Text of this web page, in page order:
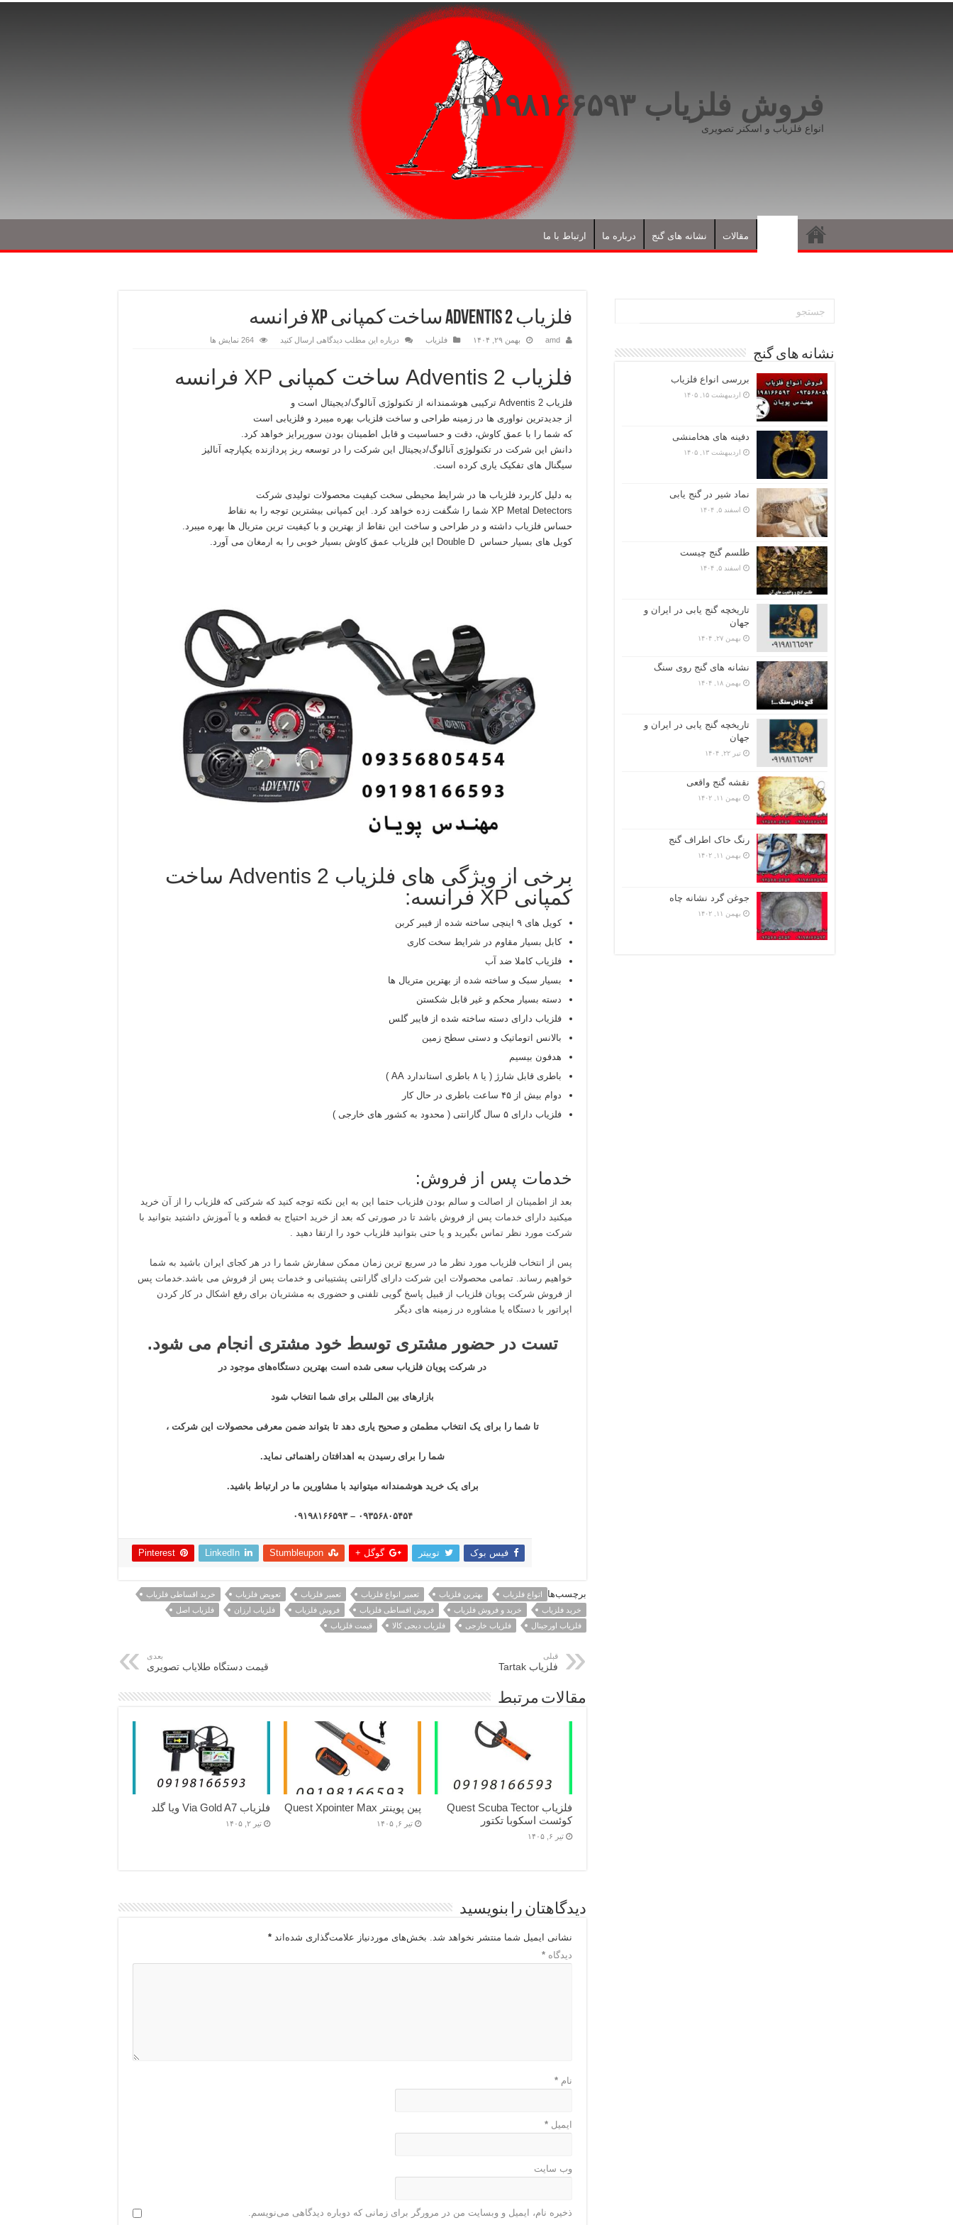
فروش فلزیاب ۰۹۱۹۸۱۶۶۵۹۳
انواع فلزیاب و اسکنر تصویری
مقالات نشانه های گنج درباره ما ارتباط با ما
فلزیاب Adventis 2 ساخت کمپانی XP فرانسه
amd بهمن ۲۹, ۱۴۰۴ فلزیاب درباره این مطلب دیدگاهی ارسال کنید 264 نمایش ها
فلزیاب Adventis 2 ساخت کمپانی XP فرانسه
فلزیاب Adventis 2 ترکیبی هوشمندانه از تکنولوژی آنالوگ/دیجیتال است و
از جدیدترین نواوری ها در زمینه طراحی و ساخت فلزیاب بهره میبرد و فلزیابی است
که شما را با عمق کاوش، دقت و حساسیت و قابل اطمینان بودن سورپرایز خواهد کرد.
دانش این شرکت در تکنولوژی آنالوگ/دیجیتال این شرکت را در توسعه ریز پردازنده یکپارچه آنالیز
سیگنال های تفکیک یاری کرده است.
به دلیل کاربرد فلزیاب ها در شرایط محیطی سخت کیفیت محصولات تولیدی شرکت
XP Metal Detectors شما را شگفت زده خواهد کرد. این کمپانی بیشترین توجه را به نقاط
حساس فلزیاب داشته و در طراحی و ساخت این نقاط از بهترین و با کیفیت ترین متریال ها بهره میبرد.
کویل های بسیار حساس Double D این فلزیاب عمق کاوش بسیار خوبی را به ارمغان می آورد.
برخی از ویژگی های فلزیاب Adventis 2 ساخت
کمپانی XP فرانسه:
کویل های ۹ اینچی ساخته شده از فیبر کربن
کابل بسیار مقاوم در شرایط سخت کاری
فلزیاب کاملا ضد آب
بسیار سبک و ساخته شده از بهترین متریال ها
دسته بسیار محکم و غیر قابل شکستن
فلزیاب دارای دسته ساخته شده از فایبر گلس
بالانس اتوماتیک و دستی سطح زمین
هدفون بیسیم
باطری قابل شارژ ( یا ۸ باطری استاندارد AA )
دوام بیش از ۴۵ ساعت باطری در حال کار
فلزیاب دارای ۵ سال گارانتی ( محدود به کشور های خارجی )
خدمات پس از فروش:
بعد از اطمینان از اصالت و سالم بودن فلزیاب حتما این به این نکته توجه کنید که شرکتی که فلزیاب را از آن خرید
میکنید دارای خدمات پس از فروش باشد تا در صورتی که بعد از خرید احتیاج به قطعه و یا آموزش داشتید بتوانید با
شرکت مورد نظر تماس بگیرید و یا حتی بتوانید فلزیاب خود را ارتقا دهید .
پس از انتخاب فلزیاب مورد نظر ما در سریع ترین زمان ممکن سفارش شما را در هر کجای ایران باشید به شما
خواهیم رساند. تمامی محصولات این شرکت دارای گارانتی پشتیبانی و خدمات پس از فروش می باشد.خدمات پس
از فروش شرکت پویان فلزیاب از قبیل پاسخ گویی تلفنی و حضوری به مشتریان برای رفع اشکال در کار کردن
اپراتور با دستگاه یا مشاوره در زمینه های دیگر
تست در حضور مشتری توسط خود مشتری انجام می شود.
در شرکت پویان فلزیاب سعی شده است بهترین دستگاه‌های موجود در
بازار‌های بین المللی برای شما انتخاب شود
تا شما را برای یک انتخاب مطمئن و صحیح یاری دهد تا بتواند ضمن معرفی محصولات این شرکت ،
شما را برای رسیدن به اهدافتان راهنمائی نماید.
برای یک خرید هوشمندانه میتوانید با مشاورین ما در ارتباط باشید.
۰۹۳۵۶۸۰۵۴۵۴ – ۰۹۱۹۸۱۶۶۵۹۳
فیس بوک توییتر گوگل + Stumbleupon
LinkedIn
Pinterest
برچسب‌ها اتواع فلزیاب بهترین فلزیاب تعمیر انواع فلزیاب تعمیر فلزیاب تعویض فلزیاب
خرید اقساطی فلزیاب
خرید فلزیاب
خرید و فروش فلزیاب فروش اقساطی فلزیاب فروش فلزیاب فلزیاب ارزان
فلزیاب اصل
فلزیاب اورجینال
فلزیاب خارجی فلزیاب دیجی کالا قیمت فلزیاب
قبلی
فلزیاب Tartak
بعدی
قیمت دستگاه طلایاب تصویری
مقالات مرتبط
فلزیاب Quest Scuba Tector
کوئست اسکوبا تکتور
تیر ۶, ۱۴۰۵
پین پوینتر Quest Xpointer Max
تیر ۶, ۱۴۰۵
فلزیاب Via Gold A7 ویا گلد
تیر ۲, ۱۴۰۵
دیدگاهتان را بنویسید
نشانی ایمیل شما منتشر نخواهد شد. بخش‌های موردنیاز علامت‌گذاری شده‌اند *
دیدگاه *
نام *
ایمیل *
وب‌ سایت
ذخیره نام، ایمیل و وبسایت من در مرورگر برای زمانی که دوباره دیدگاهی می‌نویسم.
نشانه های گنج
بررسی انواع فلزیاب
اردیبهشت ۱۵, ۱۴۰۵
دفینه های هخامنشی
اردیبهشت ۱۳, ۱۴۰۵
نماد شیر در گنج یابی
اسفند ۵, ۱۴۰۴
طلسم گنج چیست
اسفند ۵, ۱۴۰۴
تاریخچه گنج‌ یابی در ایران و
جهان
بهمن ۲۷, ۱۴۰۴
نشانه های گنج روی سنگ
بهمن ۱۸, ۱۴۰۴
تاریخچه گنج‌ یابی در ایران و
جهان
تیر ۲۲, ۱۴۰۴
نقشه گنج واقعی
بهمن ۱۱, ۱۴۰۲
رنگ خاک اطراف گنج
بهمن ۱۱, ۱۴۰۲
جوغن گرد نشانه چاه
بهمن ۱۱, ۱۴۰۲